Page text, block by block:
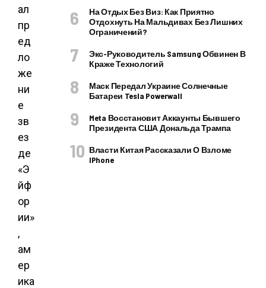
ал
пр
ед
ло
же
ни
е
зв
ез
де
«Э
йф
ор
ии»
,
ам
ер
ика
На Отдых Без Виз: Как Приятно
Отдохнуть На Мальдивах Без Лишних
Ограничений?
Экс-Руководитель Samsung Обвинен В
Краже Технологий
Маск Передал Украине Солнечные
Батареи Tesla Powerwall
Meta Восстановит Аккаунты Бывшего
Президента США Дональда Трампа
Власти Китая Рассказали О Взломе
IPhone